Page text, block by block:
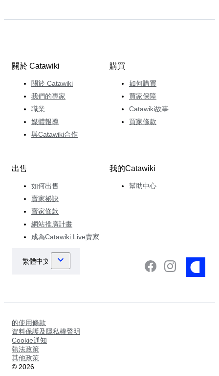
關於 Catawiki
關於 Catawiki
我們的專家
職業
媒體報導
與Catawiki合作
購買
如何購買
買家保障
Catawiki故事
買家條款
出售
如何出售
賣家祕訣
賣家條款
網站推廣計畫
成為Catawiki Live賣家
我的Catawiki
幫助中心
的使用條款
資料保護及隱私權聲明
Cookie通知
執法政策
其他政策
© 2026